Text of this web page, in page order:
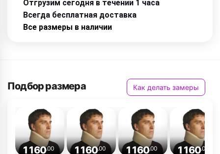
Отгрузим сегодня в течении 1 часа
Всегда бесплатная доставка
Все размеры в наличии
Подбор размера Как делать замеры
1 160.00 1 160.00 1 160.00 1 160.00